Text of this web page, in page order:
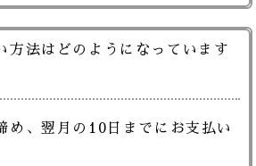
方法はどのようになっています
め、翌月の10日までにお支払い